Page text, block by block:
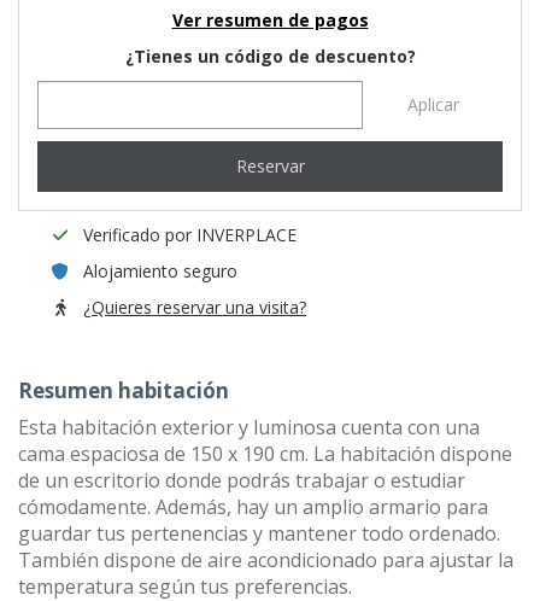
Ver resumen de pagos
¿Tienes un código de descuento?
Aplicar
Reservar
Verificado por INVERPLACE
Alojamiento seguro
¿Quieres reservar una visita?
Resumen habitación
Esta habitación exterior y luminosa cuenta con una
cama espaciosa de 150 x 190 cm. La habitación dispone
de un escritorio donde podrás trabajar o estudiar
cómodamente. Además, hay un amplio armario para
guardar tus pertenencias y mantener todo ordenado.
También dispone de aire acondicionado para ajustar la
temperatura según tus preferencias.